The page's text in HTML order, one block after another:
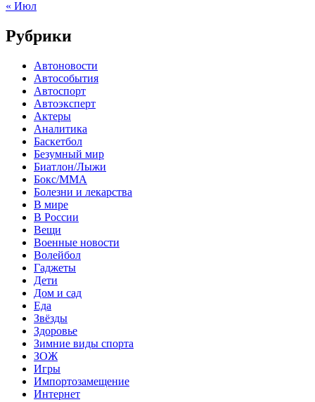
« Июл
Рубрики
Автоновости
Автособытия
Автоспорт
Автоэксперт
Актеры
Аналитика
Баскетбол
Безумный мир
Биатлон/Лыжи
Бокс/MMA
Болезни и лекарства
В мире
В России
Вещи
Военные новости
Волейбол
Гаджеты
Дети
Дом и сад
Еда
Звёзды
Здоровье
Зимние виды спорта
ЗОЖ
Игры
Импортозамещение
Интернет